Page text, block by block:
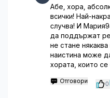
Абе, хора,
всички! Най-
случва! И
да поддържат
не стане
наистина може
хората, които
Отговори 0